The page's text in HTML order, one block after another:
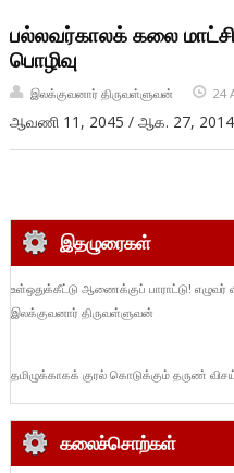
பல்லவர்காலக் கலை
பொழிவு
இலக்குவனார் திருவள்ளுவன் 24
ஆவணி 11, 2045 / ஆக. 27, 2014
இதழுரைகள்
உள்ஒதுக்கீட்டு ஆணைக்குப் பாராட்டு!
இலக்குவனார் திருவள்ளுவன்
தமிழுக்காகக் குரல் கொடுக்கும் தருண்
கலைச்சொற்கள்